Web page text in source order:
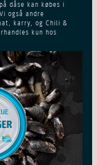
dåse kan købes i
i også andre
karry, og Chili &
kun hos